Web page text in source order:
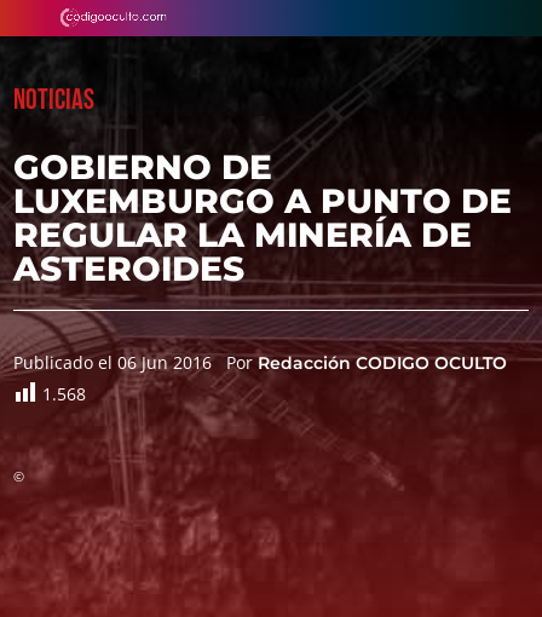
NOTICIAS
GOBIERNO DE
LUXEMBURGO A PUNTO DE
REGULAR LA MINERÍA DE
ASTEROIDES
Publicado el 06 Jun 2016 PorRedacción CODIGO OCULTO
1.568
©